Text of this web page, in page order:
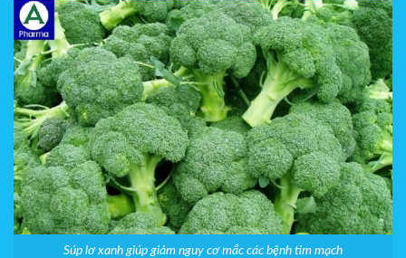
Súp lơ xanh giúp giảm nguy cơ mắc các bệnh tim mạch